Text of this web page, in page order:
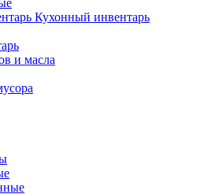
Кухонный инвентарь
и масла